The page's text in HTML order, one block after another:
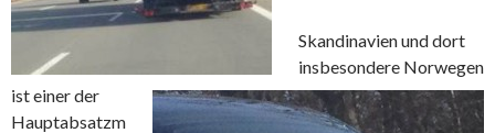
Skandinavien und dort
insbesondere Norwegen
ist einer der
Hauptabsatzm